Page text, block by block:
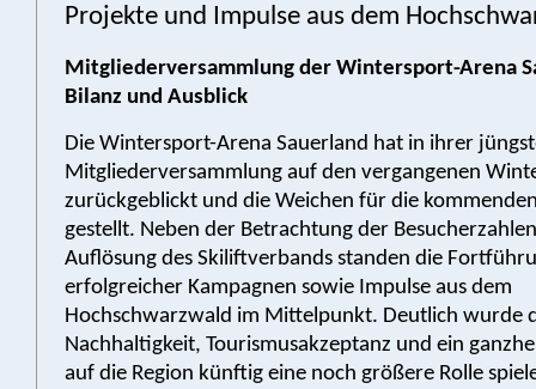
Projekte und Impulse aus dem
Mitgliederversammlung der Wintersport-Arena
Bilanz und Ausblick
Die Wintersport-Arena Sauerland hat in ihrer
Mitgliederversammlung auf den vergangenen
zurückgeblickt und die Weichen für die
gestellt. Neben der Betrachtung der
Auflösung des Skiliftverbands standen die
erfolgreicher Kampagnen sowie Impulse aus dem
Hochschwarzwald im Mittelpunkt. Deutlich wurde
Nachhaltigkeit, Tourismusakzeptanz und ein
auf die Region künftig eine noch größere Rolle